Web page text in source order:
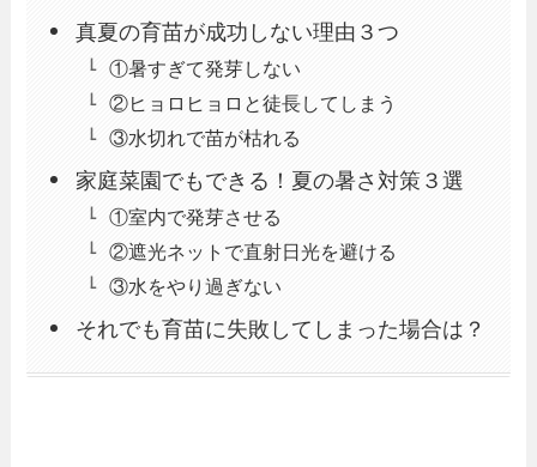
真夏の育苗が成功しない理由３つ
①暑すぎて発芽しない
②ヒョロヒョロと徒長してしまう
③水切れで苗が枯れる
家庭菜園でもできる！夏の暑さ対策３選
①室内で発芽させる
②遮光ネットで直射日光を避ける
③水をやり過ぎない
それでも育苗に失敗してしまった場合は？